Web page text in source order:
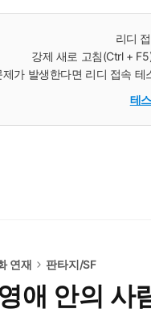
리디
강제 새로 고침(Ctrl +
제가 발생한다면 리디 접속
테
연재 판타지/SF
애 안의 사